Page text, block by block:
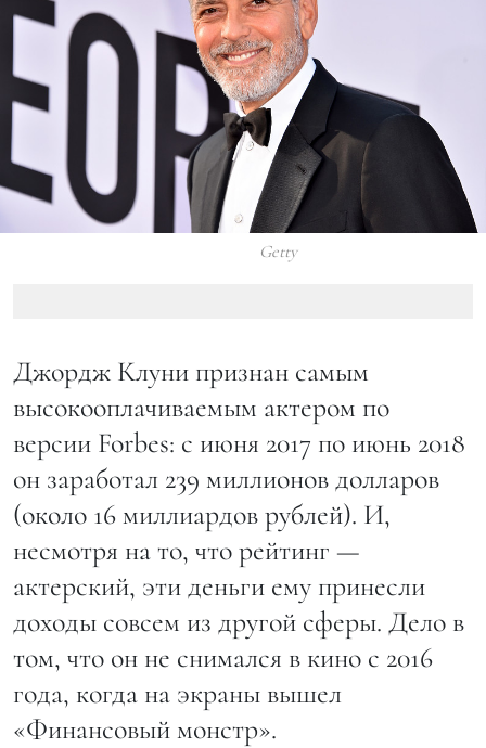
Getty
Джордж Клуни признан самым
высокооплачиваемым актером по
версии Forbes: с июня 2017 по июнь 2018
он заработал 239 миллионов долларов
(около 16 миллиардов рублей). И,
несмотря на то, что рейтинг —
актерский, эти деньги ему принесли
доходы совсем из другой сферы. Дело в
том, что он не снимался в кино с 2016
года, когда на экраны вышел
«Финансовый монстр».